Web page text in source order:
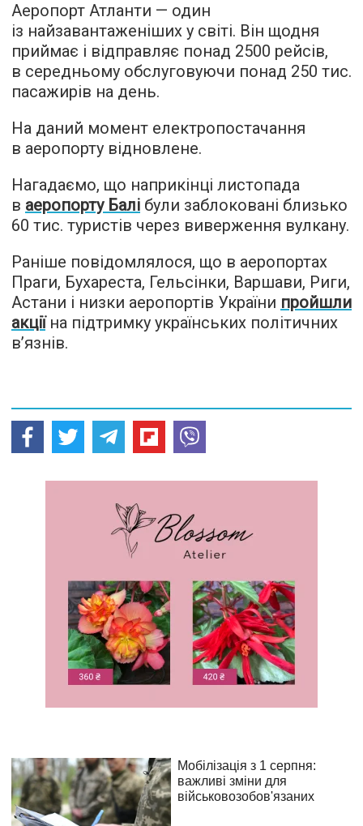
Аеропорт Атланти — один
із найзавантаженіших у світі. Він щодня
приймає і відправляє понад 2500 рейсів,
в середньому обслуговуючи понад 250 тис.
пасажирів на день.
На даний момент електропостачання
в аеропорту відновлене.
Нагадаємо, що наприкінці листопада
в аеропорту Балі були заблоковані близько
60 тис. туристів через виверження вулкану.
Раніше повідомлялося, що в аеропортах
Праги, Бухареста, Гельсінки, Варшави, Риги,
Астани і низки аеропортів України пройшли
акціїна підтримку українських політичних
в’язнів.